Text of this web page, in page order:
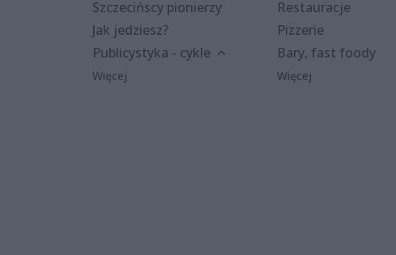
Szczecińscy pionierzy
Jak jedziesz?
Publicystyka - cykle
Więcej
Restauracje
Pizzerie
Bary, fast foody
Więcej